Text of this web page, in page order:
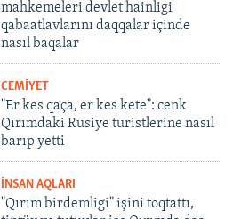
mahkemeleri devlet hainligi
qabaatlavlarını daqqalar içinde
nasıl baqalar
CEMİYET
"Er kes qaça, er kes kete": cenk
Qırımdaki Rusiye turistlerine nasıl
barıp yetti
İNSAN AQLARI
"Qırım birdemligi" işini toqtattı,